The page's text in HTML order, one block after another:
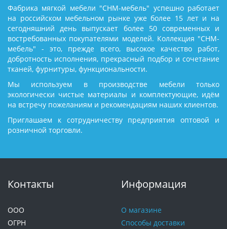
Фабрика мягкой мебели "СНМ-мебель" успешно работает
на российском мебельном рынке уже более 15 лет и на
сегодняшний день выпускает более 50 современных и
востребованных покупателями моделей. Коллекция "СНМ-
мебель" - это, прежде всего, высокое качество работ,
добротность исполнения, прекрасный подбор и сочетание
тканей, фурнитуры, функциональности.
Мы используем в производстве мебели только
экологически чистые материалы и комплектующие, идём
на встречу пожеланиям и рекомендациям наших клиентов.
Приглашаем к сотрудничеству предприятия оптовой и
розничной торговли.
Контакты
ООО
ОГРН
Информация
О магазине
Способы доставки